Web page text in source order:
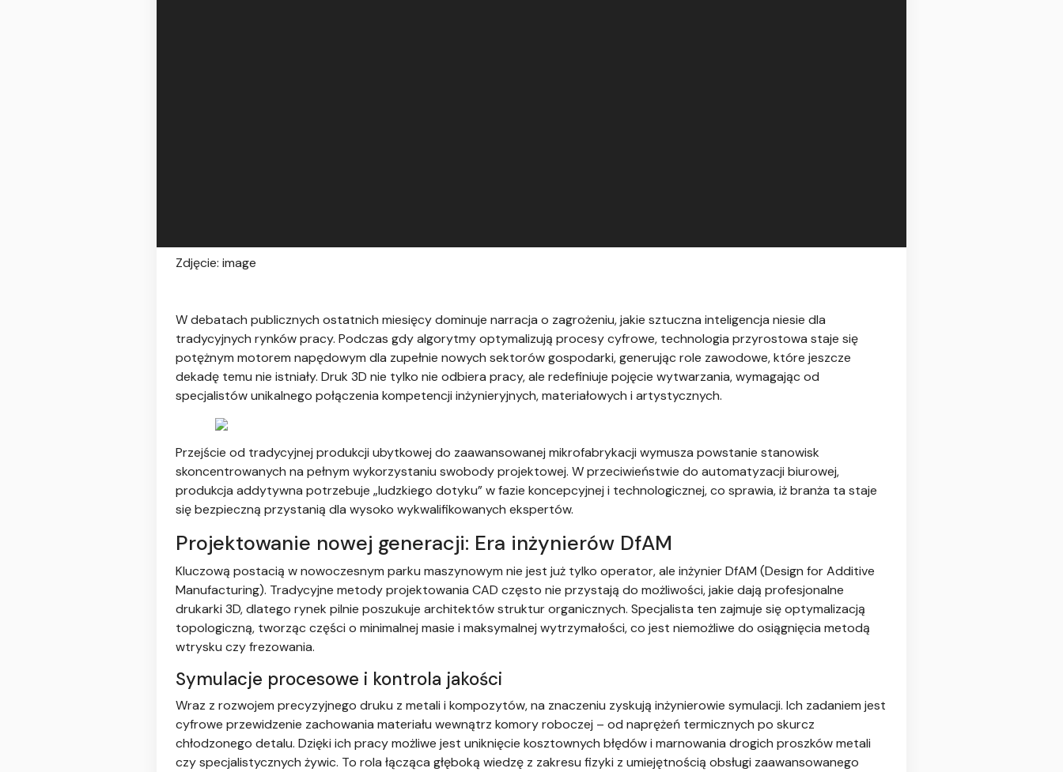
Zdjęcie: image
W debatach publicznych ostatnich miesięcy dominuje narracja o zagrożeniu, jakie sztuczna inteligencja niesie dla
tradycyjnych rynków pracy. Podczas gdy algorytmy optymalizują procesy cyfrowe, technologia przyrostowa staje się
potężnym motorem napędowym dla zupełnie nowych sektorów gospodarki, generując role zawodowe, które jeszcze
dekadę temu nie istniały. Druk 3D nie tylko nie odbiera pracy, ale redefiniuje pojęcie wytwarzania, wymagając od
specjalistów unikalnego połączenia kompetencji inżynieryjnych, materiałowych i artystycznych.
Przejście od tradycyjnej produkcji ubytkowej do zaawansowanej mikrofabrykacji wymusza powstanie stanowisk
skoncentrowanych na pełnym wykorzystaniu swobody projektowej. W przeciwieństwie do automatyzacji biurowej,
produkcja addytywna potrzebuje „ludzkiego dotyku” w fazie koncepcyjnej i technologicznej, co sprawia, iż branża ta staje
się bezpieczną przystanią dla wysoko wykwalifikowanych ekspertów.
Projektowanie nowej generacji: Era inżynierów DfAM
Kluczową postacią w nowoczesnym parku maszynowym nie jest już tylko operator, ale inżynier DfAM (Design for Additive
Manufacturing). Tradycyjne metody projektowania CAD często nie przystają do możliwości, jakie dają profesjonalne
drukarki 3D, dlatego rynek pilnie poszukuje architektów struktur organicznych. Specjalista ten zajmuje się optymalizacją
topologiczną, tworząc części o minimalnej masie i maksymalnej wytrzymałości, co jest niemożliwe do osiągnięcia metodą
wtrysku czy frezowania.
Symulacje procesowe i kontrola jakości
Wraz z rozwojem precyzyjnego druku z metali i kompozytów, na znaczeniu zyskują inżynierowie symulacji. Ich zadaniem jest
cyfrowe przewidzenie zachowania materiału wewnątrz komory roboczej – od naprężeń termicznych po skurcz
chłodzonego detalu. Dzięki ich pracy możliwe jest uniknięcie kosztownych błędów i marnowania drogich proszków metali
czy specjalistycznych żywic. To rola łącząca głęboką wiedzę z zakresu fizyki z umiejętnością obsługi zaawansowanego